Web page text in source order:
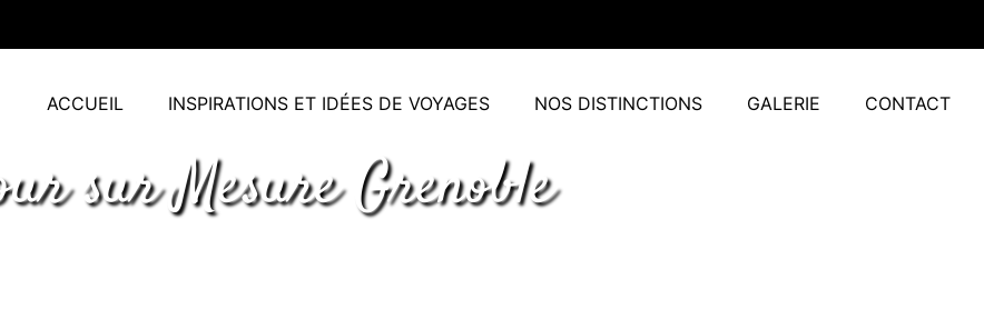
ACCUEIL INSPIRATIONS ET IDÉES DE VOYAGES NOS DISTINCTIONS GALERIE CONTACT
sur Mesure Grenoble